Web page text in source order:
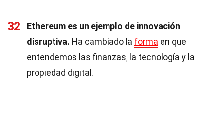
32
Ethereum es un ejemplo de innovación
disruptiva. Ha cambiado la forma en que
entendemos las finanzas, la tecnología y la
propiedad digital.